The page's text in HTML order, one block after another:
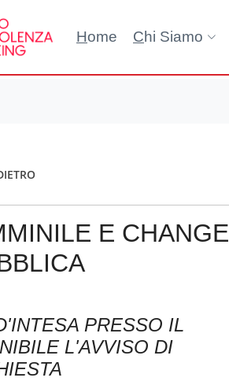
Home Chi Siamo
E CHANGE
PRESSO IL
L'AVVISO DI